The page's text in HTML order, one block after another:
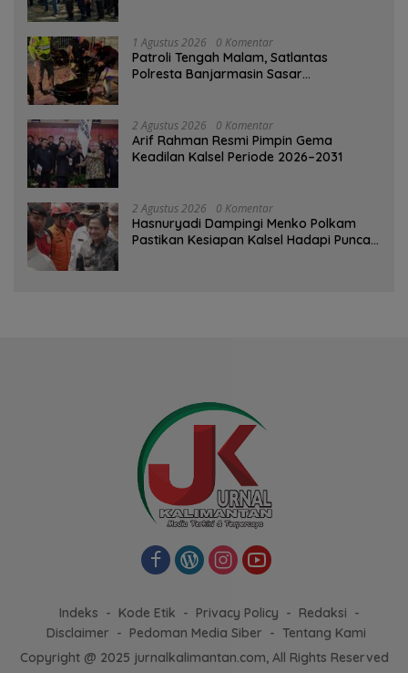
1 Agustus 2026 0 Komentar
Patroli Tengah Malam, Satlantas
Polresta Banjarmasin Sasar
2 Agustus 2026 0 Komentar
Arif Rahman Resmi Pimpin Gema
Keadilan Kalsel Periode 2026–2031
2 Agustus 2026 0 Komentar
Hasnuryadi Dampingi Menko Polkam
Pastikan Kesiapan Kalsel Hadapi Puncak
Indeks Kode Etik Privacy Policy
Redaksi
Disclaimer
Pedoman Media Siber
Tentang Kami
Copyright @ 2025 jurnalkalimantan.com, All Rights Reserved